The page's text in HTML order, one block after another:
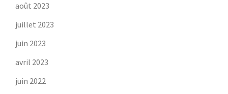
août 2023
juillet 2023
juin 2023
avril 2023
juin 2022